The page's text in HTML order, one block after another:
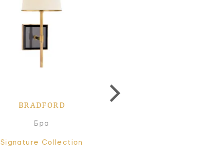
BRADFORD
Бра
Signature Collection